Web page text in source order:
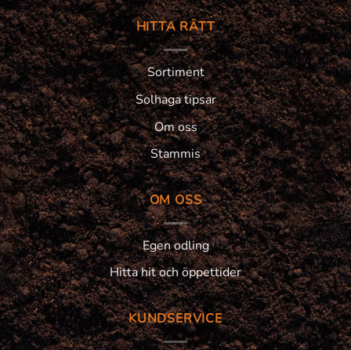
HITTA RÄTT
Sortiment
Solhaga tipsar
Om oss
Stammis
OM OSS
Egen odling
Hitta hit och öppettider
KUNDSERVICE